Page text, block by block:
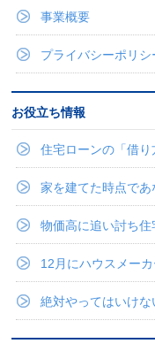
事業概要
プライバシーポリシ
お役立ち情報
住宅ローンの「借
家を建てた時点で
物価高に追い討ち
12月にハウスメー
絶対やってはいけ